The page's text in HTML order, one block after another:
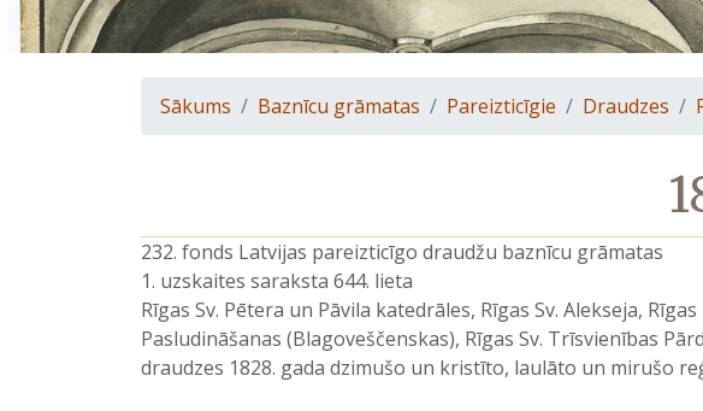
Sākums Baznīcu grāmatas Pareizticīgie Draudzes
232. fonds Latvijas pareizticīgo draudžu baznīcu grāmatas
1. uzskaites saraksta 644. lieta
Rīgas Sv. Pētera un Pāvila katedrāles, Rīgas Sv. Alekseja,
Pasludināšanas (Blagoveščenskas), Rīgas Sv. Trīsvienības
draudzes 1828. gada dzimušo un kristīto, laulāto un mirušo